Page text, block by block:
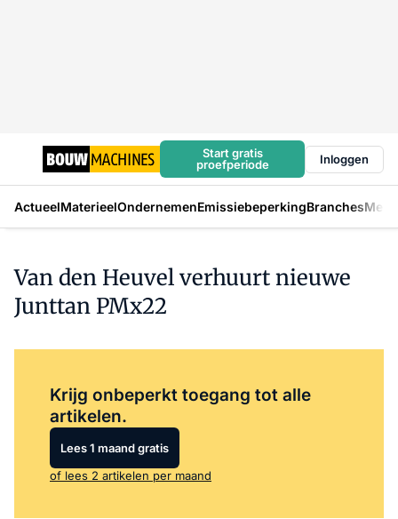
Start gratis
proefperiode
Inloggen
ActueelMaterieelOndernemenEmissiebeperkingBranches
Van den Heuvel verhuurt nieuwe
Junttan PMx22
Krijg onbeperkt toegang tot alle
artikelen.
Lees 1 maand gratis
of lees 2 artikelen per maand